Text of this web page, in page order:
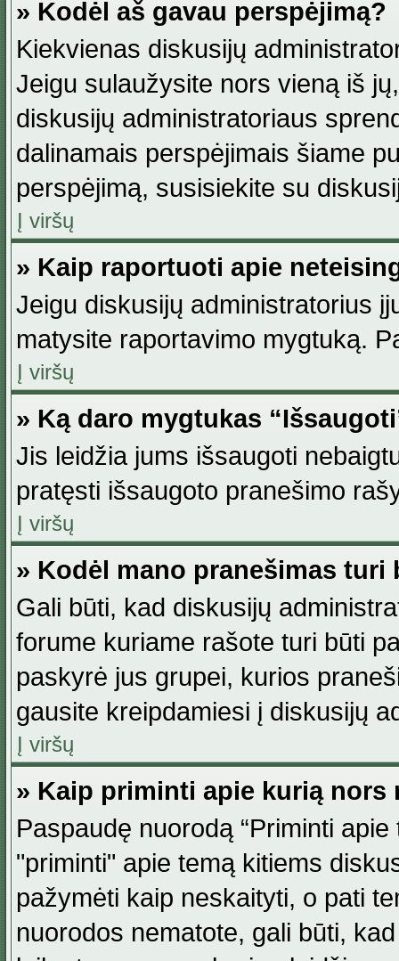
» Kodėl aš gavau perspėjimą?
Kiekvienas diskusijų
Jeigu sulaužysite nors vieną iš
diskusijų administratoriaus
dalinamais perspėjimais šiame
perspėjimą, susisiekite su
Į viršų
» Kaip raportuoti apie
Jeigu diskusijų administratorius
matysite raportavimo mygtuką.
Į viršų
» Ką daro mygtukas
Jis leidžia jums išsaugoti
pratęsti išsaugoto pranešimo
Į viršų
» Kodėl mano pranešimas
Gali būti, kad diskusijų
forume kuriame rašote turi būti
paskyrė jus grupei, kurios
gausite kreipdamiesi į diskusijų
Į viršų
» Kaip priminti apie kurią nors
Paspaudę nuorodą “Priminti
"priminti" apie temą kitiems
pažymėti kaip neskaityti, o pati
nuorodos nematote, gali būti,